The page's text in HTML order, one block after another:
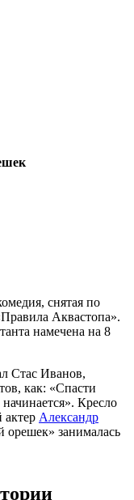
снятая по
Аквастопа».
намечена на 8
Стас Иванов,
как: «Спасти
Кресло
актер Александр
орешек» занималась